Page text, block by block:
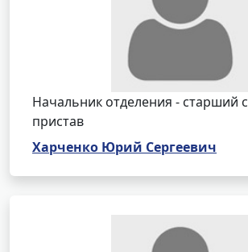
Начальник отделения - старший
пристав
Харченко Юрий Сергеевич